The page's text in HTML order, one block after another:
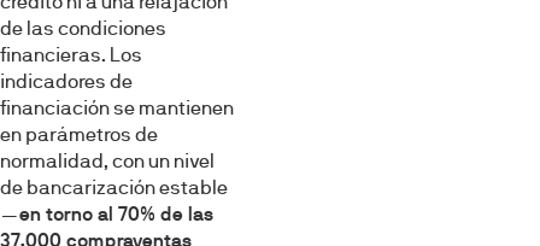
de las condiciones
financieras. Los
indicadores de
financiación se mantienen
en parámetros de
normalidad, con un nivel
de bancarización estable
—en torno al 70% de las
37.000 compraventas